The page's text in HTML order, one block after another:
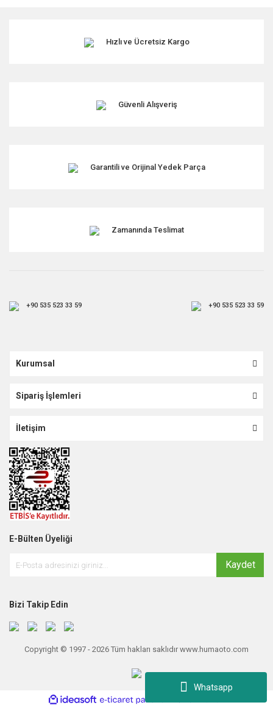
Whatsapp
Hızlı ve Ücretsiz Kargo
Güvenli Alışveriş
Garantili ve Orijinal Yedek Parça
Zamanında Teslimat
+90 535 523 33 59 +90 535 523 33 59
Kurumsal
Sipariş İşlemleri
İletişim
E-Bülten Üyeliği
Kaydet
Bizi Takip Edin
Copyright © 1997 - 2026 Tüm hakları saklıdır www.humaoto.com
ideasoft